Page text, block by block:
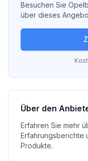
Besuchen Sie
über dieses
Über den
Erfahren Sie mehr
Erfahrungsberichte
Produkte.